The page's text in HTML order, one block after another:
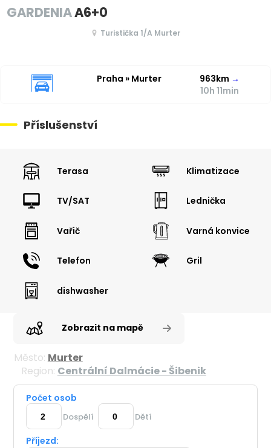
GARDENIAA6+0
Turistička 1/A Murter
Praha » Murter 963km →
10h 11min
Příslušenství
Terasa Klimatizace
TV/SAT Lednička
Vařič Varná konvice
Telefon Gril
dishwasher
Zobrazit na mapě
Město: Murter
Region: Centrální Dalmácie - Šibenik
Počet osob
Dospělí Dětí
Příjezd: